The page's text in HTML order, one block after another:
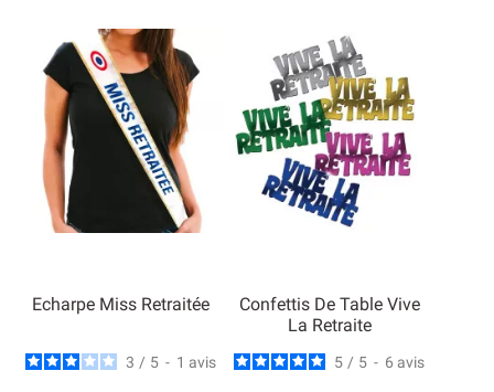
Echarpe Miss Retraitée
3 / 5 - 1 avis
Confettis De Table Vive
La Retraite
5 / 5 - 6 avis